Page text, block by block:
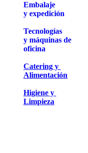
Embalaje
y expedición
Tecnologías
y máquinas de
oficina
Catering y
Alimentación
Higiene y
Limpieza